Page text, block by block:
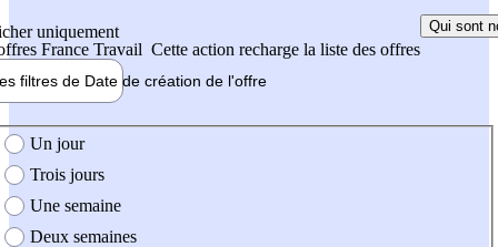
uniquement
France Travail Cette action recharge la liste des offres
Qui sont
filtres de Date de création de l'offre
création de l'offre
Un jour
Trois jours
Une semaine
Deux semaines